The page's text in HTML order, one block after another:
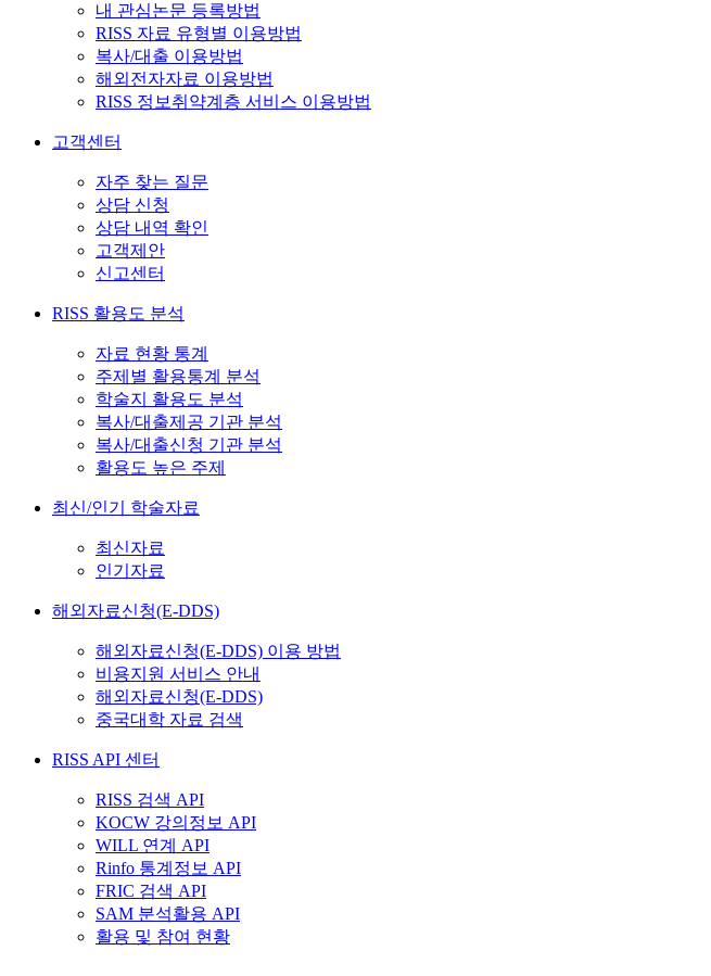
내 관심논문 등록방법
RISS 자료 유형별 이용방법
복사/대출 이용방법
해외전자자료 이용방법
RISS 정보취약계층 서비스 이용방법
고객센터
자주 찾는 질문
상담 신청
상담 내역 확인
고객제안
신고센터
RISS 활용도 분석
자료 현황 통계
주제별 활용통계 분석
학술지 활용도 분석
복사/대출제공 기관 분석
복사/대출신청 기관 분석
활용도 높은 주제
최신/인기 학술자료
최신자료
인기자료
해외자료신청(E-DDS)
해외자료신청(E-DDS) 이용 방법
비용지원 서비스 안내
해외자료신청(E-DDS)
중국대학 자료 검색
RISS API 센터
RISS 검색 API
KOCW 강의정보 API
WILL 연계 API
Rinfo 통계정보 API
FRIC 검색 API
SAM 분석활용 API
활용 및 참여 현황